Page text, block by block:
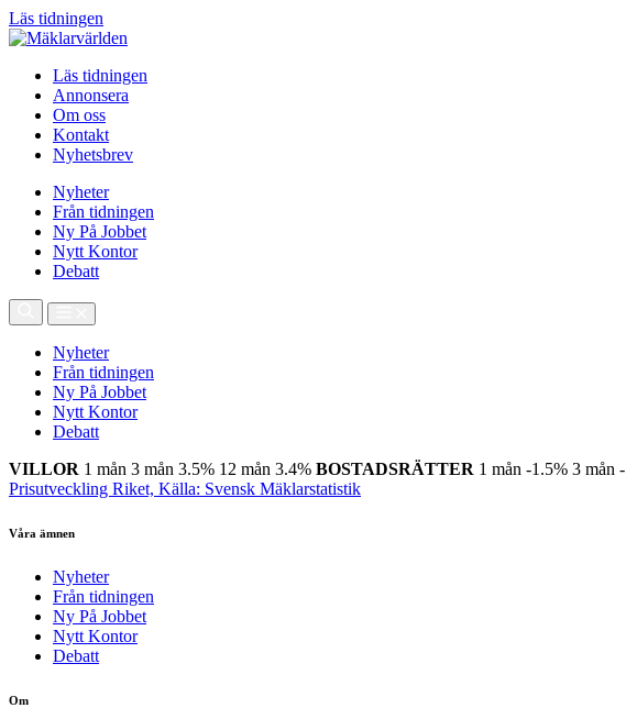
Läs tidningen
Läs tidningen
Annonsera
Om oss
Kontakt
Nyhetsbrev
Nyheter
Från tidningen
Ny På Jobbet
Nytt Kontor
Debatt
Nyheter
Från tidningen
Ny På Jobbet
Nytt Kontor
Debatt
VILLOR 1 mån 3 mån 3.5% 12 mån 3.4% BOSTADSRÄTTER 1 mån -1.5% 3 mån
Prisutveckling Riket, Källa: Svensk Mäklarstatistik
Våra ämnen
Nyheter
Från tidningen
Ny På Jobbet
Nytt Kontor
Debatt
Om